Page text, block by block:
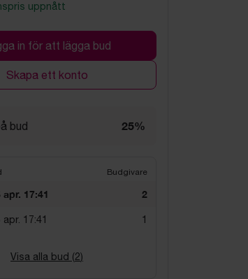
uppnått
in för att lägga bud
Skapa ett konto
bud 25%
Budgivare
apr. 17:41 2
apr. 17:41 1
Visa alla bud (2)